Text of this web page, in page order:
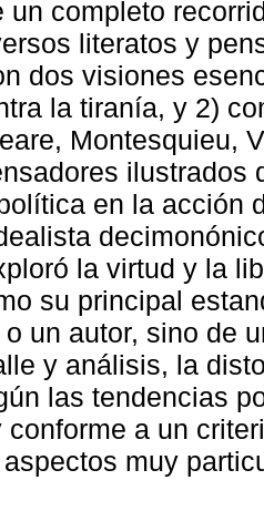
un completo
literatos y
dos visiones
la tiranía, y 2)
Montesquieu,
ilustrados
en la acción
la virtud y la
su principal
o un autor, sino de
y análisis, la
las tendencias
conforme a un
muy